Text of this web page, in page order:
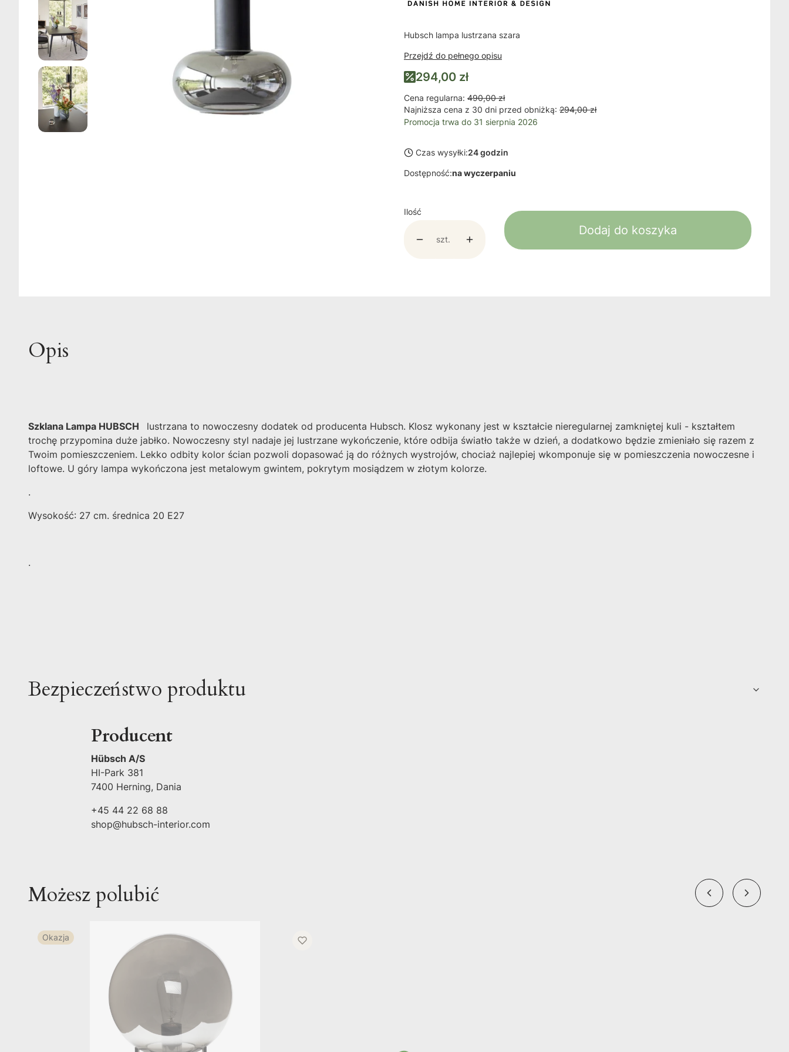
Hubsch lampa lustrzana szara
Przejdź do pełnego opisu
294,00 zł
Cena regularna: 490,00 zł
Najniższa cena z 30 dni przed obniżką: 294,00 zł
Promocja trwa do 31 sierpnia 2026
Czas wysyłki:24 godzin
Dostępność:na wyczerpaniu
Ilość
szt.
Dodaj do koszyka
Opis
Szklana Lampa HUBSCH
lustrzana to nowoczesny dodatek od producenta Hubsch. Klosz wykonany jest w kształcie nieregularnej zamkniętej kuli - kształtem
trochę przypomina duże jabłko. Nowoczesny styl nadaje jej lustrzane wykończenie, które odbija światło także w dzień, a dodatkowo będzie zmieniało się razem z
Twoim pomieszczeniem. Lekko odbity kolor ścian pozwoli dopasować ją do różnych wystrojów, chociaż najlepiej wkomponuje się w pomieszczenia nowoczesne i
loftowe. U góry lampa wykończona jest metalowym gwintem, pokrytym mosiądzem w złotym kolorze.
.
Wysokość: 27 cm. średnica 20 E27
.
Bezpieczeństwo produktu
Producent
Hübsch A/S
HI-Park 381
7400 Herning, Dania
+45 44 22 68 88
shop@hubsch-interior.com
Możesz polubić
Okazja